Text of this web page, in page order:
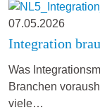
07.05.2026
Integration
Was
Branchen
viele…